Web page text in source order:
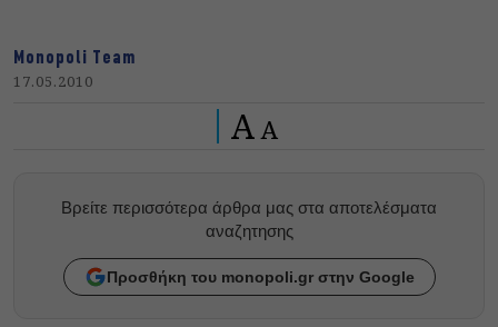
Monopoli Team
17.05.2010
A A
Βρείτε περισσότερα άρθρα μας στα αποτελέσματα
αναζητησης
Προσθήκη του monopoli.gr στην Google